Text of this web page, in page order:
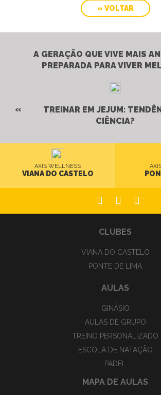
« VOLTAR
A GERAÇÃO QUE VIVE MAIS
PREPARADA PARA VIVER
TREINAR EM JEJUM:
CIÊNCIA?
AXIS WELLNESS
VIANA DO CASTELO
CLUBES
VIANA DO CASTELO
PONTE DE LIMA
AULAS
GINÁSIO
AULAS DE GRUPO
TREINO PERSONALIZADO
ESCOLA DE NATAÇÃO
PADEL
MAPA DE AULAS